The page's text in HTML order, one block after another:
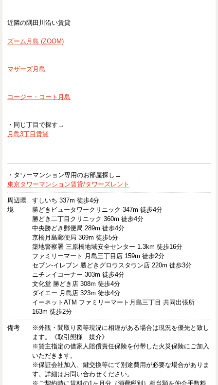
近隣の隅田川沿い賃貸
ズーム月島 (ZOOM)
マザーズ月島
コージー・コート月島
・同じ丁目で探す→
月島3丁目賃貸
・タワーマンション専用のお部屋探し→
東京タワーマンション賃貸/タワーズレント
周辺環
境
すしいち 337m 徒歩4分
勝どきビュータワークリニック 347m 徒歩4分
勝どき二丁目クリニック 360m 徒歩4分
中央勝どき郵便局 289m 徒歩4分
京橋月島郵便局 369m 徒歩5分
築地警察署 三原橋地域安全センター 1.3km 徒歩16分
ファミリーマート 月島三丁目店 159m 徒歩2分
セブン-イレブン 勝どきグロウスタウン店 220m 徒歩3分
ニチレイコーナー 303m 徒歩4分
文化堂 勝どき店 308m 徒歩4分
ダイエー 月島店 323m 徒歩4分
イーネットATM ファミリーマート月島三丁目 共同出張所
163m 徒歩2分
備考
※外観・間取り図等現況に相違がある場合は現況を優先と致し
ます。《取引態様 媒介》
※貸主指定の借家人賠償責任保険を付帯した火災保険にご加入
いただきます。
※保証会社加入、鍵交換等にて別途費用が必要な場合がありま
す。詳細はお問い合わせください。
※ご契約時に賃料の1ヶ月分（消費税別）相当額を仲介手数料